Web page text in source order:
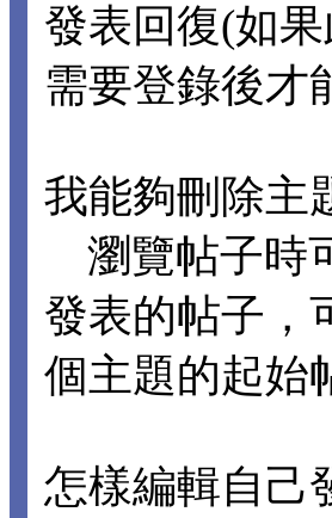
發表回復(如
需要登錄後才
我能夠刪除主
瀏覽帖子時
發表的帖子，
個主題的起始
怎樣編輯自己